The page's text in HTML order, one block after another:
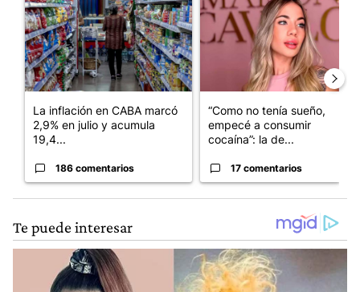
La inflación en CABA marcó
2,9% en julio y acumula
19,4...
186 comentarios
“Como no tenía sueño,
empecé a consumir
cocaína”: la de...
17 comentarios